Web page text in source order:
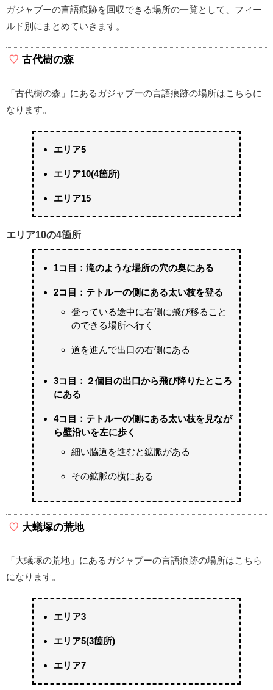
ガジャブーの言語痕跡を回収できる場所の一覧として、フィー
ルド別にまとめていきます。
古代樹の森
「古代樹の森」にあるガジャブーの言語痕跡の場所はこちらに
なります。
エリア5
エリア10(4箇所)
エリア15
エリア10の4箇所
1コ目：滝のような場所の穴の奥にある
2コ目：テトルーの側にある太い枝を登る
登っている途中に右側に飛び移ること
のできる場所へ行く
道を進んで出口の右側にある
3コ目：２個目の出口から飛び降りたところ
にある
4コ目：テトルーの側にある太い枝を見なが
ら壁沿いを左に歩く
細い脇道を進むと鉱脈がある
その鉱脈の横にある
大蟻塚の荒地
「大蟻塚の荒地」にあるガジャブーの言語痕跡の場所はこちら
になります。
エリア3
エリア5(3箇所)
エリア7